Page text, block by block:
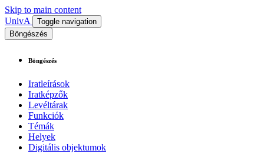
Skip to main content
UnivA
Toggle navigation
Böngészés
Böngészés
Iratleírások
Iratképzők
Levéltárak
Funkciók
Témák
Helyek
Digitális objektumok